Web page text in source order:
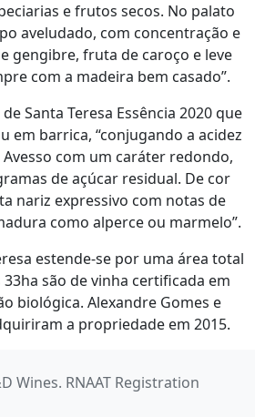
e frutos secos. No palato
aveludado, com concentração e
gengibre, fruta de caroço e leve
com a madeira bem casado”.
Santa Teresa Essência 2020 que
em barrica, “conjugando a acidez
com um caráter redondo,
de açúcar residual. De cor
nariz expressi­vo com notas de
como alperce ou marmelo”.
estende-se por uma área total
são de vinha certificada em
biológica. Alexandre Gomes e
a propriedade em 2015.
Wines. RNAAT Registration